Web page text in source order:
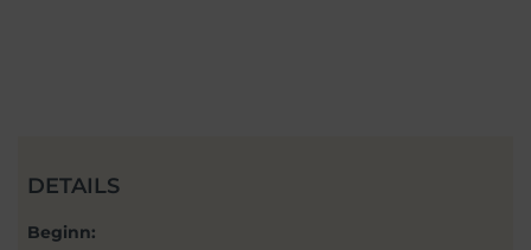
DETAILS
Beginn: